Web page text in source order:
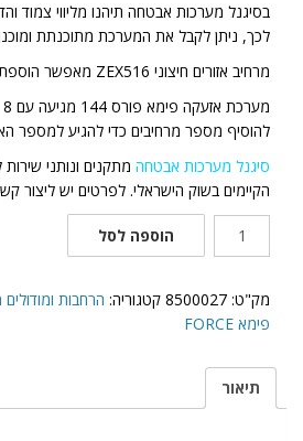
בסיגנל מערכות אבטחה תיהנו מליווי צמוד
לכך, ניתן לקבל את המערכת מתוכנתת
מרחיב אזורים חיצוני ZEX516 מאפשר הוספת 16 אזורים ל
להוסיף מספר מרחיבים כדי להגיע למספר
סיגנל מערכות אבטחה מתקנים ונותני
הקיימים בשוק הישראלי. לפרטים יש ליצור קשר
מרחיב
16
חיצוני
למערכת
הוספה לסל
מק"ט: 8500027 קטגוריה: הרחבות
פימא FORCE
תיאור